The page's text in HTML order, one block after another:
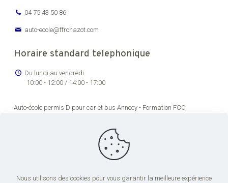
04 75 43 50 86
auto-ecole@ffrchazot.com
Horaire standard telephonique
Du lundi au vendredi
10:00 - 12:00 / 14:00 - 17:00
Auto-école permis D pour car et bus Annecy - Formation FCO,
permis transport en commun pas cher Dijon -
conduire poids lourds Grenoble - Centre de formation permis CE Lons-
Centre de formation chauffeur poids lourds Lyon -
conduite de poids lourds Valence
Nous utilisons des cookies pour vous garantir la meilleure expérience